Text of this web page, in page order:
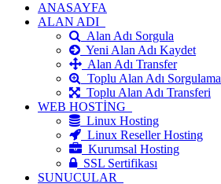
ANASAYFA
ALAN ADI
Alan Adı Sorgula
Yeni Alan Adı Kaydet
Alan Adı Transfer
Toplu Alan Adı Sorgulama
Toplu Alan Adı Transferi
WEB HOSTİNG
Linux Hosting
Linux Reseller Hosting
Kurumsal Hosting
SSL Sertifikası
SUNUCULAR